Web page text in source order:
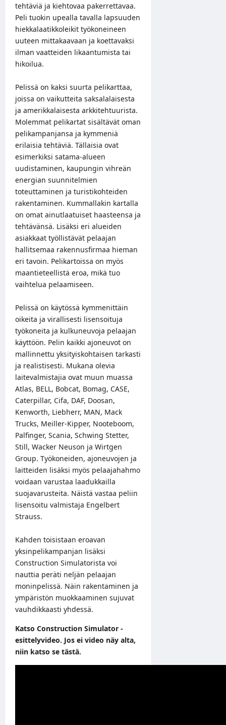
tehtäviä ja kiehtovaa pakerrettavaa.
Peli tuokin upealla tavalla lapsuuden
hiekkalaatikkoleikit työkoneineen
uuteen mittakaavaan ja koettavaksi
ilman vaatteiden likaantumista tai
hikoilua.
Pelissä on kaksi suurta pelikarttaa,
joissa on vaikutteita saksalalaisesta
ja amerikkalaisesta arkkitehtuurista.
Molemmat pelikartat sisältävät oman
pelikampanjansa ja kymmeniä
erilaisia tehtäviä. Tällaisia ovat
esimerkiksi satama-alueen
uudistaminen, kaupungin vihreän
energian suunnitelmien
toteuttaminen ja turistikohteiden
rakentaminen. Kummallakin kartalla
on omat ainutlaatuiset haasteensa ja
tehtävänsä. Lisäksi eri alueiden
asiakkaat työllistävät pelaajan
hallitsemaa rakennusfirmaa hieman
eri tavoin. Pelikartoissa on myös
maantieteellistä eroa, mikä tuo
vaihtelua pelaamiseen.
Pelissä on käytössä kymmenittäin
oikeita ja virallisesti lisensoituja
työkoneita ja kulkuneuvoja pelaajan
käyttöön. Pelin kaikki ajoneuvot on
mallinnettu yksityiskohtaisen tarkasti
ja realistisesti. Mukana olevia
laitevalmistajia ovat muun muassa
Atlas, BELL, Bobcat, Bomag, CASE,
Caterpillar, Cifa, DAF, Doosan,
Kenworth, Liebherr, MAN, Mack
Trucks, Meiller-Kipper, Nooteboom,
Palfinger, Scania, Schwing Stetter,
Still, Wacker Neuson ja Wirtgen
Group. Työkoneiden, ajoneuvojen ja
laitteiden lisäksi myös pelaajahahmo
voidaan varustaa laadukkailla
suojavarusteita. Näistä vastaa peliin
lisensoitu valmistaja Engelbert
Strauss.
Kahden toisistaan eroavan
yksinpelikampanjan lisäksi
Construction Simulatorista voi
nauttia peräti neljän pelaajan
moninpelissä. Näin rakentaminen ja
ympäristön muokkaaminen sujuvat
vauhdikkaasti yhdessä.
Katso Construction Simulator -
esittelyvideo. Jos ei video näy alta,
niin katso se tästä.